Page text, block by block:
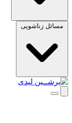
مسائل زناشویی